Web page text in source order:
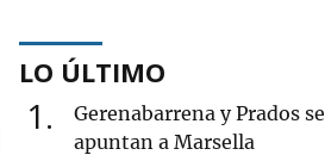
LO ÚLTIMO
1
Gerenabarrena y Prados se
apuntan a Marsella